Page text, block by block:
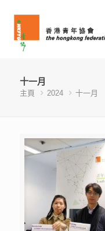
十一月
主頁 2024 十一月